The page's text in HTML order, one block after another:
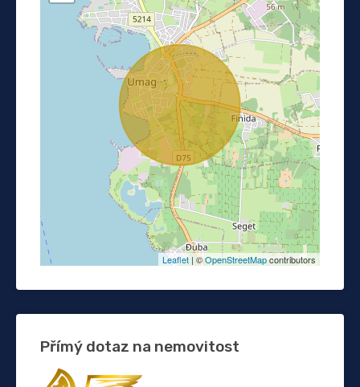
Leaflet | ©OpenStreetMapcontributors
Přímý dotaz na nemovitost